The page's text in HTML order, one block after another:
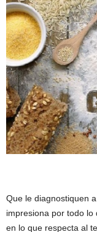
Que le diagnostiquen
impresiona por todo
en lo que respecta al